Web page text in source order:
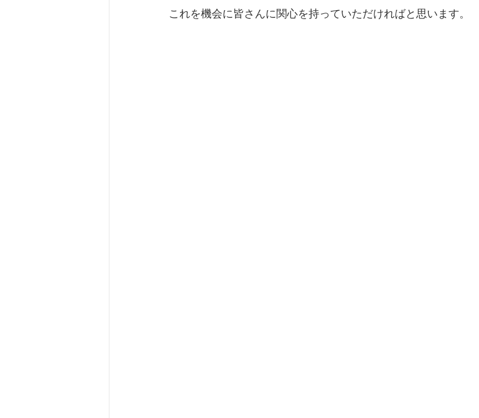
これを機会に皆さんに関心を持っていただければと思います。